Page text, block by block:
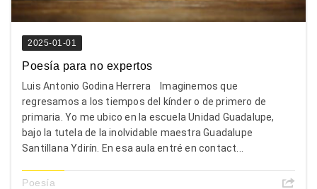
2025-01-01
Poesía para no expertos
Luis Antonio Godina Herrera Imaginemos que
regresamos a los tiempos del kínder o de primero de
primaria. Yo me ubico en la escuela Unidad Guadalupe,
bajo la tutela de la inolvidable maestra Guadalupe
Santillana Ydirín. En esa aula entré en contact...
Poesía